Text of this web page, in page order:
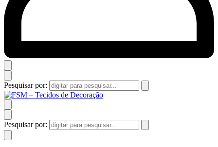
Pesquisar por:
Pesquisar por: